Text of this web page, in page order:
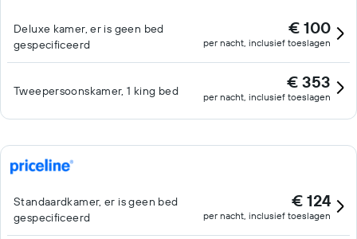
Deluxe kamer, er is geen bed
gespecificeerd
€ 100
per nacht, inclusief toeslagen
Tweepersoonskamer, 1 king bed € 353
per nacht, inclusief toeslagen
Standaardkamer, er is geen bed
gespecificeerd
€ 124
per nacht, inclusief toeslagen